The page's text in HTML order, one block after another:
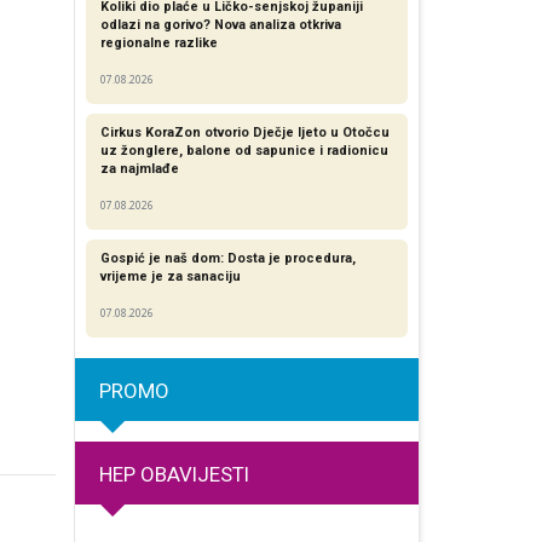
Koliki dio plaće u Ličko-senjskoj županiji
odlazi na gorivo? Nova analiza otkriva
regionalne razlike​
07.08.2026
Cirkus KoraZon otvorio Dječje ljeto u Otočcu
uz žonglere, balone od sapunice i radionicu
za najmlađe
07.08.2026
Gospić je naš dom: Dosta je procedura,
vrijeme je za sanaciju
07.08.2026
PROMO
HEP OBAVIJESTI